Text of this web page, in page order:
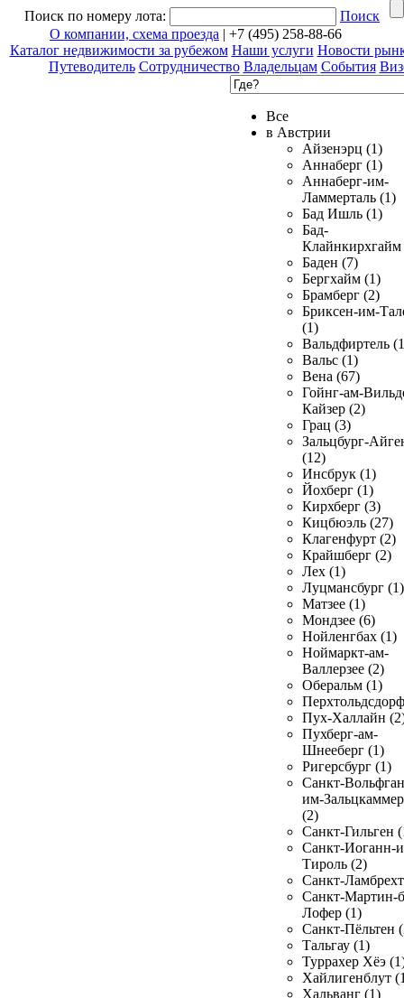
Поиск по номеру лота:
Поиск
О компании, схема проезда | +7 (495) 258-88-66
Каталог недвижимости за рубежом Наши услуги Новости
Путеводитель Сотрудничество Владельцам События
Все
в Австрии
Айзенэрц (1)
Аннаберг (1)
Аннаберг-им-
Ламмерталь (1)
Бад Ишль (1)
Бад-
Клайнкирхгайм
Баден (7)
Бергхайм (1)
Брамберг (2)
Бриксен-им-
(1)
Вальдфиртель
Вальс (1)
Вена (67)
Гойнг-ам-
Кайзер (2)
Грац (3)
Зальцбург-
(12)
Инсбрук (1)
Йохберг (1)
Кирхберг (3)
Кицбюэль (27)
Клагенфурт (2)
Крайшберг (2)
Лех (1)
Луцмансбург (1)
Матзее (1)
Мондзее (6)
Нойленгбах (1)
Ноймаркт-ам-
Валлерзее (2)
Оберальм (1)
Пух-Халлайн
Пухберг-ам-
Шнееберг (1)
Ригерсбург (1)
Санкт-
им-
(2)
Санкт-Гильген
Санкт-Иоганн-
Тироль (2)
Санкт-
Санкт-Мартин-
Лофер (1)
Санкт-Пёльтен
Тальгау (1)
Туррахер Хёэ
Хайлигенблут
Хальванг (1)